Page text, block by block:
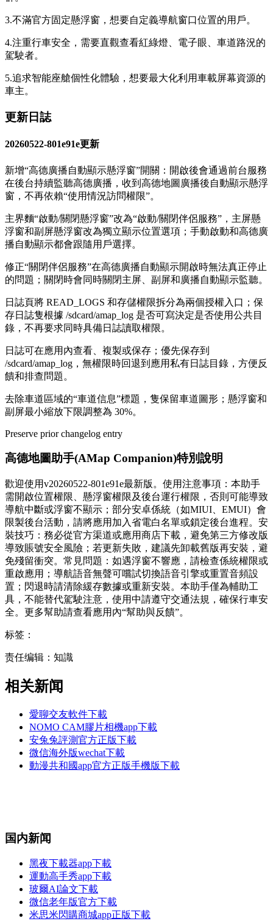
3.不滿官方固定懸浮窗，想要自定義導航窗口位置的用戶。
4.注重行車安全，需要直觀查看紅綠燈、電子眼、車道路況的
駕駛者。
5.追求智能座艙個性化體驗，想要最大化利用車載屏幕資源的
車主。
更新日誌
20260522-801e91e更新
新增“高德廣播自動顯示懸浮窗”開關：開啟後會通過前台服務
在後台持續監聽高德廣播，收到高德地圖廣播後自動顯示懸浮
窗，不再依賴“使用情況訪問權限”。
主界麵“啟動/關閉懸浮窗”改為“啟動/關閉伴侶服務”，主屏懸
浮窗和副屏懸浮窗改為獨立顯示位置選項；手動啟動和高德廣
播自動顯示都會跟隨用戶選擇。
修正“關閉伴侶服務”在高德廣播自動顯示開啟時無法真正停止
的問題；關閉時會同時關閉主屏、副屏和廣播自動顯示監聽。
日誌頁將 READ_LOGS 和存儲權限拆分為兩個授權入口；保
存日誌隻根據 /sdcard/amap_log 是否可寫決定是否使用公共目
錄，不再要求同時具備日誌讀取權限。
日誌可在應用內查看、複製或保存；優先保存到
/sdcard/amap_log，無權限時回退到應用私有日誌目錄，方便反
饋和排查問題。
去除車道區域的“車道信息”標題，隻保留車道圖形；懸浮窗和
副屏最小縮放下限調整為 30%。
Preserve prior changelog entry
高德地圖助手(AMap Companion)特別說明
歡迎使用v20260522-801e91e最新版。使用注意事項：本助手
需開啟位置權限、懸浮窗權限及後台運行權限，否則可能導致
導航中斷或浮窗不顯示；部分安卓係統（如MIUI、EMUI）會
限製後台活動，請將應用加入省電白名單或鎖定後台進程。安
裝技巧：務必從官方渠道或應用商店下載，避免第三方修改版
導致賬號安全風險；若更新失敗，建議先卸載舊版再安裝，避
免殘留衝突。常見問題：如遇浮窗不響應，請檢查係統權限或
重啟應用；導航語音無聲可嚐試切換語音引擎或重置音頻設
置；閃退時請清除緩存數據或重新安裝。本助手僅為輔助工
具，不能替代駕駛注意，使用中請遵守交通法規，確保行車安
全。更多幫助請查看應用內“幫助與反饋”。
标签：
责任编辑：知識
相关新闻
愛聊交友軟件下載
NOMO CAM膠片相機app下載
安兔兔評測官方正版下載
微信海外版wechat下載
動漫共和國app官方正版手機版下載
国内新闻
黑夜下載器app下載
運動高手秀app下載
玻爾AI論文下載
微信老年版官方下載
米思米閃購商城app正版下載